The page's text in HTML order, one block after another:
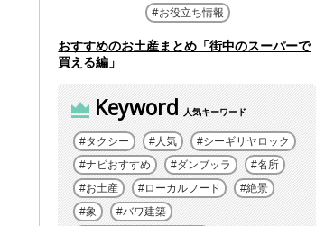
お役立ち情報
おすすめのお土産まとめ「街中のスーパーで
買える編」
Keyword 人気キーワード
タクシー 人気
シーギリヤロック
ナビおすすめ
ダンブッラ
名所
お土産
ローカルフード
絶景
象
バワ建築